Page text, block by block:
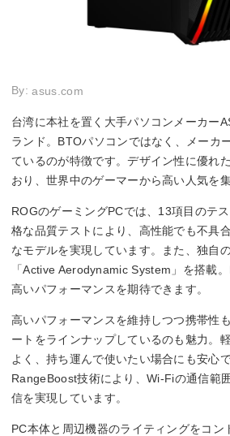
By:asus.com
台湾に本社を置く大手パソコンメーカー
ランド。BTOパソコンではなく、メーカ
ているのが特徴です。デザイン性に優れ
おり、世界中のゲーマーから高い人気を
ROGのゲーミングPCでは、13項目のテ
格な品質テストにより、高性能でも不具
なモデルを実現しています。また、独自
「Active Aerodynamic System」を搭載
高いパフォーマンスを期待できます。
高いパフォーマンスを維持しつつ携帯性
ートをラインナップしているのも魅力。
よく、持ち運んで使いたい場合にも安心
RangeBoost技術により、Wi-Fiの通信範
信を実現しています。
PC本体と周辺機器のライティングをコン